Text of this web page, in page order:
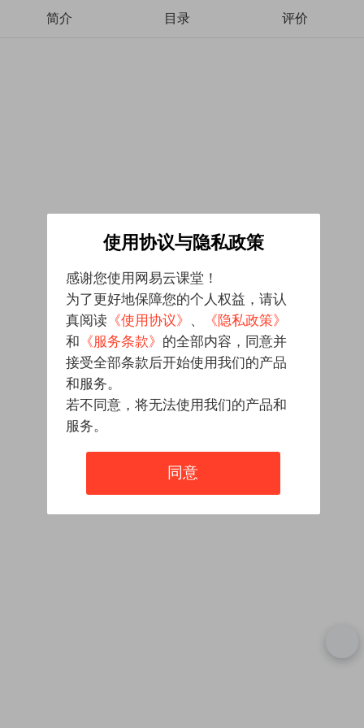
简介 目录 评价
使用协议与隐私政策
感谢您使用网易云课堂！
为了更好地保障您的个人权益，请认
真阅读 《使用协议》 、
《隐私政策》
和 《服务条款》 的全部内容，同意并
接受全部条款后开始使用我们的产品
和服务。
若不同意，将无法使用我们的产品和
服务。
同意